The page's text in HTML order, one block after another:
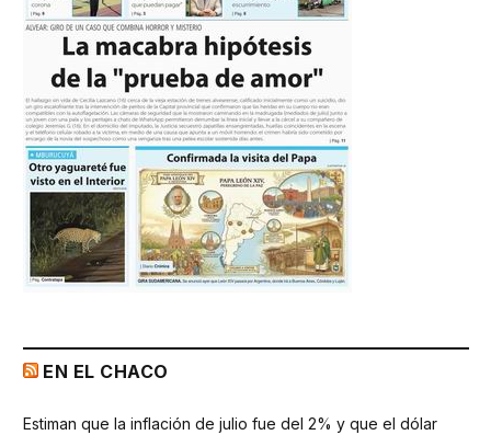
EN EL CHACO
Estiman que la inflación de julio fue del 2% y que el dólar